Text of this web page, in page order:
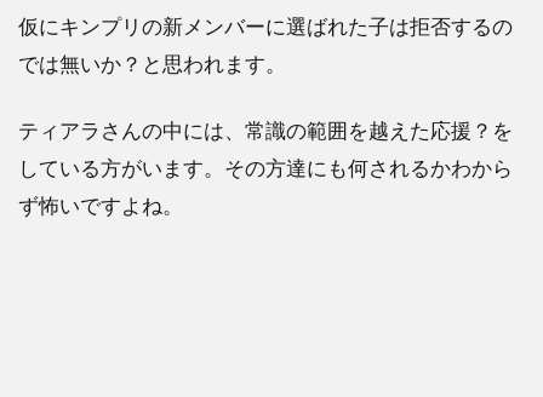
仮にキンプリの新メンバーに選ばれた子は拒否するの
では無いか？と思われます。
ティアラさんの中には、常識の範囲を越えた応援？を
している方がいます。その方達にも何されるかわから
ず怖いですよね。